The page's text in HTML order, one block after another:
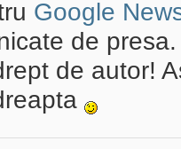
Google
de
de autor!